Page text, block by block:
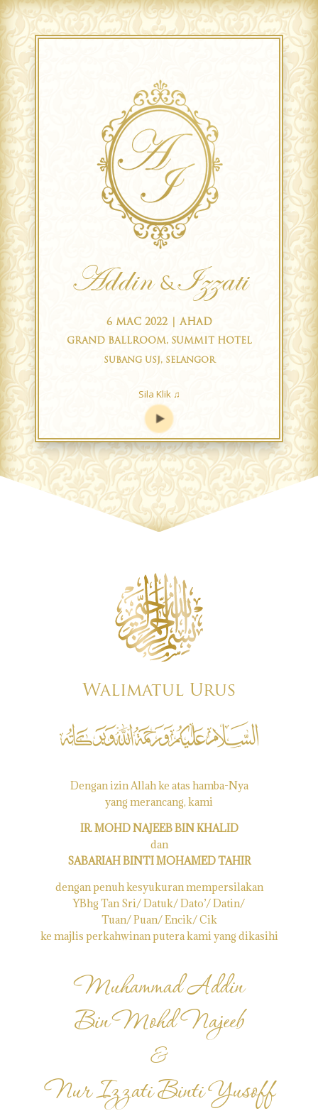
Addin &Izzati
6 MAC 2022 | AHAD
GRAND BALLROOM, SUMMIT HOTEL
SUBANG USJ, SELANGOR
Sila Klik ♫
Walimatul Urus
Dengan izin Allah ke atas hamba-Nya
yang merancang, kami
IR. MOHD NAJEEB BIN KHALID
dan
SABARIAH BINTI MOHAMED TAHIR
dengan penuh kesyukuran mempersilakan
YBhg Tan Sri/ Datuk/ Dato’/ Datin/
Tuan/ Puan/ Encik/ Cik
ke majlis perkahwinan putera kami yang dikasihi
Muhammad Addin
Bin Mohd Najeeb
&
Nur Izzati Binti Yusoff